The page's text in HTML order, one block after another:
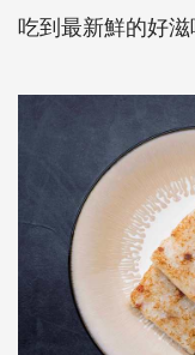
吃到最新鮮的好滋